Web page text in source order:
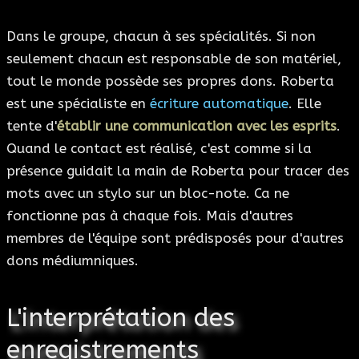
Dans le groupe, chacun à ses spécialités. Si non
seulement chacun est responsable de son matériel,
tout le monde possède ses propres dons. Roberta
est une spécialiste en écriture automatique. Elle
tente d'établir une communication avec les esprits.
Quand le contact est réalisé, c'est comme si la
présence guidait la main de Roberta pour tracer des
mots avec un stylo sur un bloc-note. Ca ne
fonctionne pas à chaque fois. Mais d'autres
membres de l'équipe sont prédisposés pour d'autres
dons médiumniques.
L'interprétation des
enregistrements